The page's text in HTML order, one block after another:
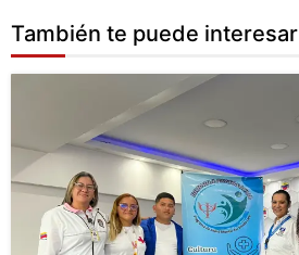
También te puede interesar